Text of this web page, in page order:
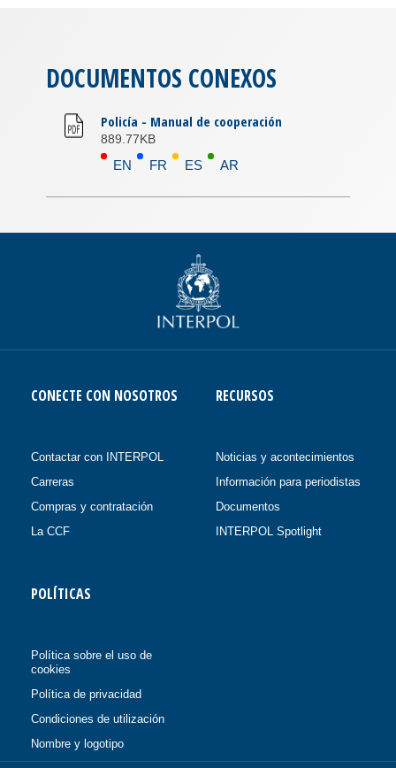
DOCUMENTOS CONEXOS
Policía - Manual de cooperación
889.77KB
EN FR ES AR
CONECTE CON NOSOTROS
Contactar con INTERPOL
Carreras
Compras y contratación
La CCF
RECURSOS
Noticias y acontecimientos
Información para periodistas
Documentos
INTERPOL Spotlight
POLÍTICAS
Política sobre el uso de
cookies
Política de privacidad
Condiciones de utilización
Nombre y logotipo